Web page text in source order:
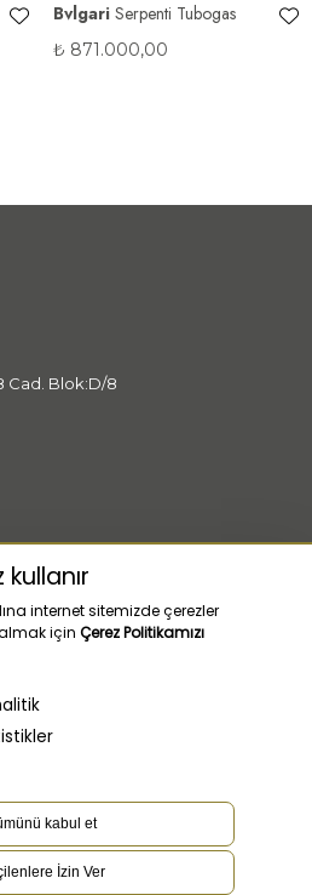
Bvlgari Serpenti Tubogas
₺ 871.000,00
Cad. Blok:D/8
internet sitemizde çerezler
için Çerez Politikamızı
İzin Ver
kabul et